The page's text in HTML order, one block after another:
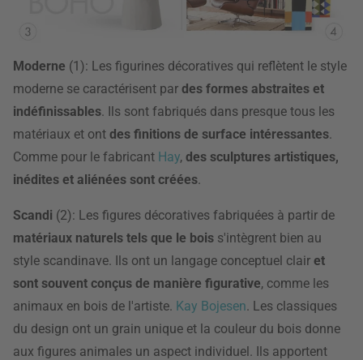
Moderne (1): Les figurines décoratives qui reflètent le style
moderne se caractérisent par des formes abstraites et
indéfinissables. Ils sont fabriqués dans presque tous les
matériaux et ont des finitions de surface intéressantes.
Comme pour le fabricant Hay, des sculptures artistiques,
inédites et aliénées sont créées.
Scandi (2): Les figures décoratives fabriquées à partir de
matériaux naturels tels que le bois s'intègrent bien au
style scandinave. Ils ont un langage conceptuel clair et
sont souvent conçus de manière figurative, comme les
animaux en bois de l'artiste. Kay Bojesen. Les classiques
du design ont un grain unique et la couleur du bois donne
aux figures animales un aspect individuel. Ils apportent